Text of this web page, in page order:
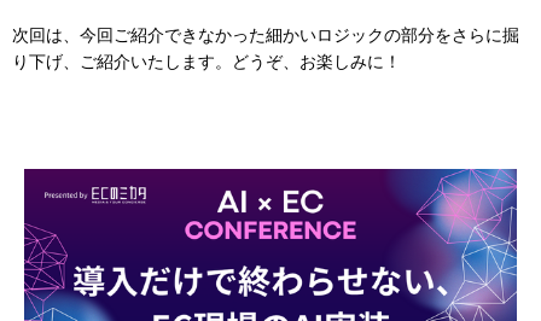
次回は、今回ご紹介できなかった細かいロジックの部分をさらに掘
り下げ、ご紹介いたします。どうぞ、お楽しみに！